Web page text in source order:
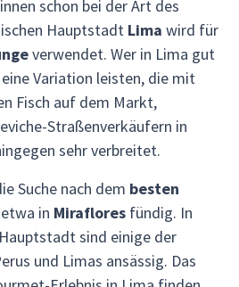
schon bei der Art des
Hauptstadt Lima wird für
verwendet. Wer in Lima gut
Variation leisten, die mit
Fisch auf dem Markt,
Straßenverkäufern in
sehr verbreitet.
Suche nach dem besten
in Miraflores fündig. In
sind einige der
und Limas ansässig. Das